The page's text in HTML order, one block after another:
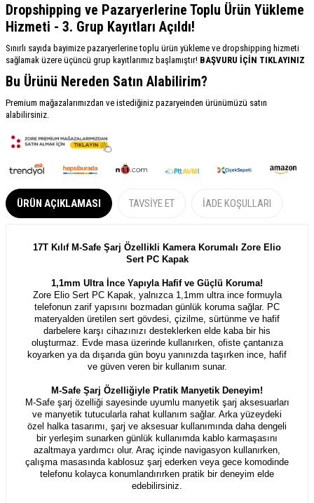
Dropshipping ve Pazaryerlerine Toplu Ürün Yükleme
Hizmeti - 3. Grup Kayıtları Açıldı!
Sınırlı sayıda bayimize pazaryerlerine toplu ürün yükleme ve dropshipping hizmeti
sağlamak üzere üçüncü grup kayıtlarımız başlamıştır! BAŞVURU İÇİN TIKLAYINIZ
Bu Ürünü Nereden Satın Alabilirim?
Premium mağazalarımızdan ve istediğiniz pazaryeinden ürünümüzü satın
alabilirsiniz.
ÜRÜN AÇIKLAMASI TAVSIYE ET İADE KOŞULLARI
17T Kılıf M-Safe Şarj Özellikli Kamera Korumalı Zore Elio
Sert PC Kapak
1,1mm Ultra İnce Yapıyla Hafif ve Güçlü Koruma!
Zore Elio Sert PC Kapak, yalnızca 1,1mm ultra ince formuyla
telefonun zarif yapısını bozmadan günlük koruma sağlar. PC
materyalden üretilen sert gövdesi, çizilme, sürtünme ve hafif
darbelere karşı cihazınızı desteklerken elde kaba bir his
oluşturmaz. Evde masa üzerinde kullanırken, ofiste çantanıza
koyarken ya da dışarıda gün boyu yanınızda taşırken ince, hafif
ve güven veren bir kullanım sunar.
M-Safe Şarj Özelliğiyle Pratik Manyetik Deneyim!
M-Safe şarj özelliği sayesinde uyumlu manyetik şarj aksesuarları
ve manyetik tutucularla rahat kullanım sağlar. Arka yüzeydeki
özel halka tasarımı, şarj ve aksesuar kullanımında daha dengeli
bir yerleşim sunarken günlük kullanımda kablo karmaşasını
azaltmaya yardımcı olur. Araç içinde navigasyon kullanırken,
çalışma masasında kablosuz şarj ederken veya gece komodinde
telefonu kolayca konumlandırırken pratik bir deneyim elde
edebilirsiniz.